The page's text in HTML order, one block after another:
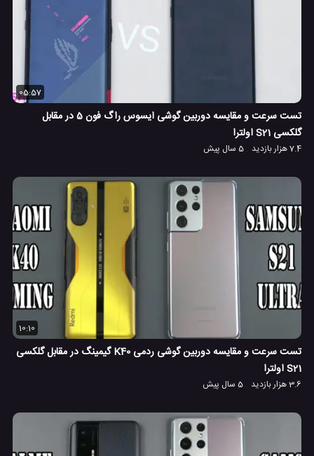
05:57
تست سرعت و مقایسه دوربین گوشی ایسوس راگ فون 5 در مقابل
گلکسی S21 اولترا
7.4 هزار بازدید 5 سال پیش
10:10
تست سرعت و مقایسه دوربین گوشی ردمی K40 گیمینگ در مقابل گلکسی
S21 اولترا
3.6 هزار بازدید 5 سال پیش